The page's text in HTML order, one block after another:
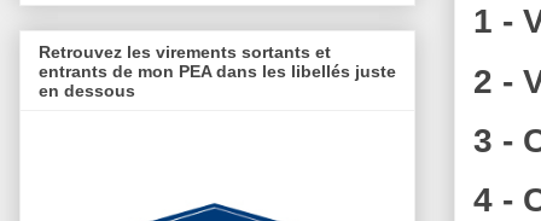
1 -
2 -
3 -
4 -
Retrouvez les virements sortants et
entrants de mon PEA dans les libellés juste
en dessous